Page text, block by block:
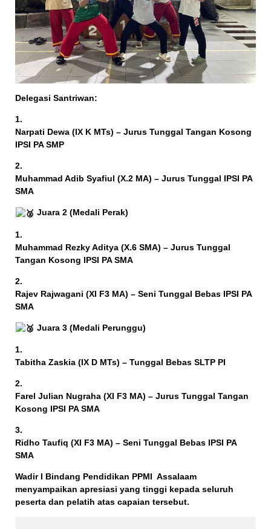
Delegasi Santriwan:
Narpati Dewa (IX K MTs) – Jurus Tunggal Tangan Kosong
IPSI PA SMP
Muhammad Adib Syafiul (X.2 MA) – Jurus Tunggal IPSI PA
SMA
Juara 2 (Medali Perak)
Muhammad Rezky Aditya (X.6 SMA) – Jurus Tunggal
Tangan Kosong IPSI PA SMA
Rajev Rajwagani (XI F3 MA) – Seni Tunggal Bebas IPSI PA
SMA
Juara 3 (Medali Perunggu)
Tabitha Zaskia (IX D MTs) – Tunggal Bebas SLTP PI
Farel Julian Nugraha (XI F3 MA) – Jurus Tunggal Tangan
Kosong IPSI PA SMA
Ridho Taufiq (XI F3 MA) – Seni Tunggal Bebas IPSI PA
SMA
Wadir I Bindang Pendidikan PPMI Assalaam
menyampaikan apresiasi yang tinggi kepada seluruh
peserta dan pelatih atas capaian tersebut.